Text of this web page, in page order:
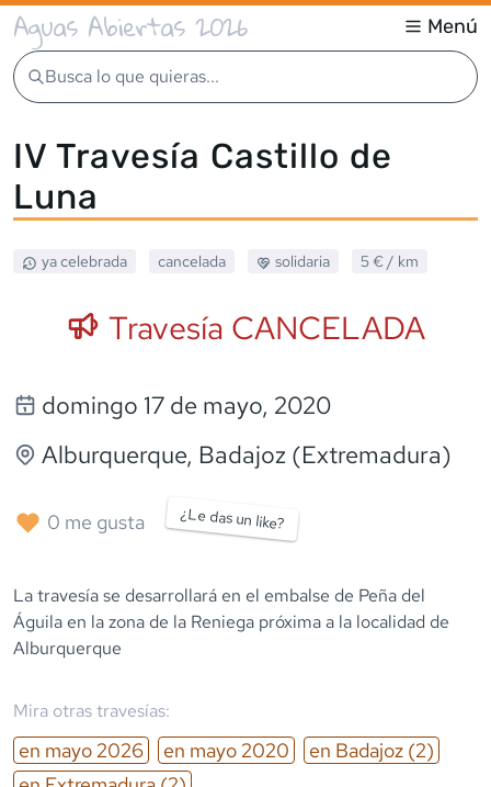
Aguas Abiertas 2026 Menú
Busca lo que quieras...
IV Travesía Castillo de
Luna
ya celebrada cancelada solidaria 5 € / km
Travesía CANCELADA
domingo 17 de mayo, 2020
Alburquerque, Badajoz (Extremadura)
0 me gusta ¿Le das un like?
La travesía se desarrollará en el embalse de Peña del
Águila en la zona de la Reniega próxima a la localidad de
Alburquerque
Mira otras travesías:
en mayo 2026 en mayo 2020 en Badajoz (2)